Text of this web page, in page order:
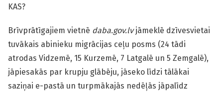
KAS?
Brīvprātīgajiem vietnē daba.gov.lvjāmeklē dzīvesvietai
tuvākais abinieku migrācijas ceļu posms (24 tādi
atrodas Vidzemē, 15 Kurzemē, 7 Latgalē un 5 Zemgalē),
jāpiesakās par krupju glābēju, jāseko līdzi tālākai
saziņai e-pastā un turpmākajās nedēļās jāpalīdz